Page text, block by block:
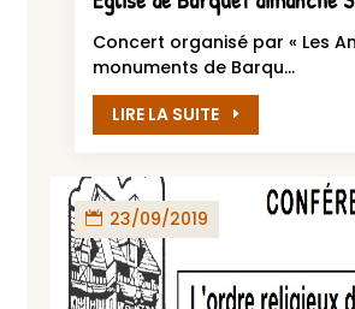
Concert organisé par « Les
monuments de Barqu...
LIRE LA SUITE
23/09/2019